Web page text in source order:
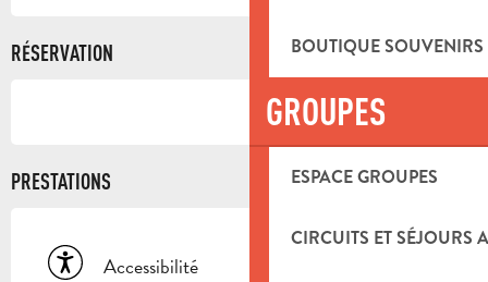
BOUTIQUE
GROUPES
ESPACE GROUPES
CIRCUITS ET SÉJOURS
RÉSERVATION
PRESTATIONS
Accessibilité